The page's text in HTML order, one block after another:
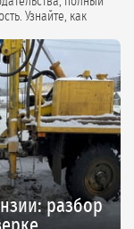
Узнайте, как
разбор